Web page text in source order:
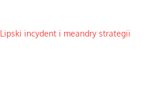
Lipski incydent i meandry strategii